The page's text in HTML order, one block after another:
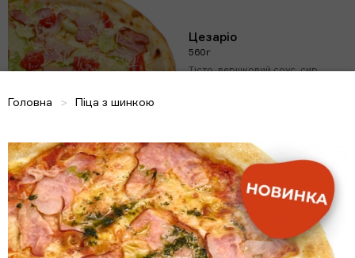
Головна Піца з шинкою
Цезаріо
560г
Тісто, вершковий соус, сир
Піца 4 мяса
535г